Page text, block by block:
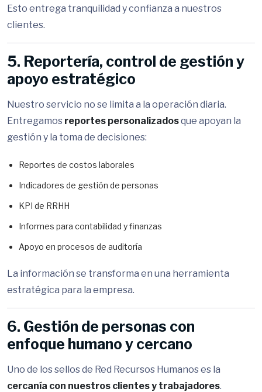
Esto entrega tranquilidad y confianza a nuestros
clientes.
5. Reportería, control de gestión y
apoyo estratégico
Nuestro servicio no se limita a la operación diaria.
Entregamos reportes personalizadosque apoyan la
gestión y la toma de decisiones:
Reportes de costos laborales
Indicadores de gestión de personas
KPI de RRHH
Informes para contabilidad y finanzas
Apoyo en procesos de auditoría
La información se transforma en una herramienta
estratégica para la empresa.
6. Gestión de personas con
enfoque humano y cercano
Uno de los sellos de Red Recursos Humanos es la
cercanía con nuestros clientes y trabajadores.